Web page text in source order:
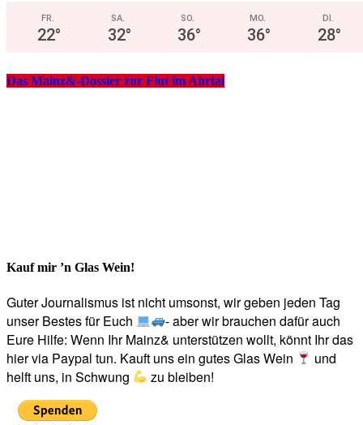
FR.
22°
SA.
32°
SO.
36°
MO.
36°
DI.
28°
Das Mainz&-Dossier zur Flut im Ahrtal
Kauf mir ’n Glas Wein!
Guter Journalismus ist nicht umsonst, wir geben jeden Tag
unser Bestes für Euch
- aber wir brauchen dafür auch
Eure Hilfe: Wenn Ihr Mainz& unterstützen wollt, könnt Ihr das
hier via Paypal tun. Kauft uns ein gutes Glas Wein
und
helft uns, in Schwung
zu bleiben!